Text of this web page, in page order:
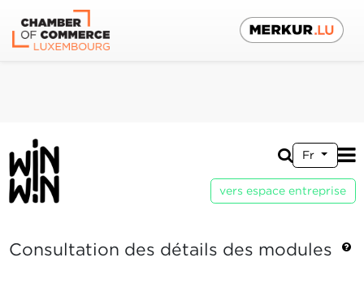
Fr
vers espace entreprise
Consultation des détails des modules